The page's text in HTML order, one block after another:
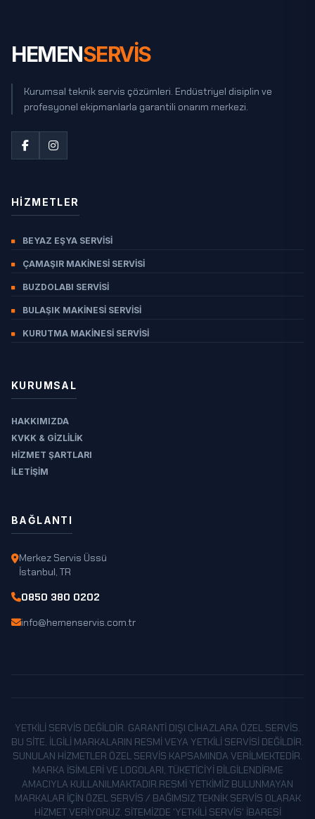
HEMENSERVİS
Kurumsal teknik servis çözümleri. Endüstriyel disiplin ve
profesyonel ekipmanlarla garantili onarım merkezi.
HIZMETLER
BEYAZ EŞYA SERVISI
ÇAMAŞIR MAKINESI SERVISI
BUZDOLABI SERVISI
BULAŞIK MAKINESI SERVISI
KURUTMA MAKINESI SERVISI
KURUMSAL
HAKKIMIZDA
KVKK & GIZLILIK
HIZMET ŞARTLARI
İLETIŞIM
BAĞLANTI
Merkez Servis Üssü
İstanbul, TR
0850 380 0202
info@hemenservis.com.tr
YETKILI SERVIS DEĞILDIR. GARANTI DIŞI CIHAZLARA ÖZEL SERVIS.
BU SITE, ILGILI MARKALARIN RESMI VEYA YETKILI SERVISI DEĞILDIR.
SUNULAN HIZMETLER ÖZEL SERVIS KAPSAMINDA VERILMEKTEDIR.
MARKA ISIMLERI VE LOGOLARI, TÜKETICIYI BILGILENDIRME
AMACIYLA KULLANILMAKTADIR.RESMI YETKIMIZ BULUNMAYAN
MARKALAR IÇIN ÖZEL SERVIS / BAĞIMSIZ TEKNIK SERVIS OLARAK
HIZMET VERIYORUZ. SITEMIZDE 'YETKILI SERVIS' IBARESI